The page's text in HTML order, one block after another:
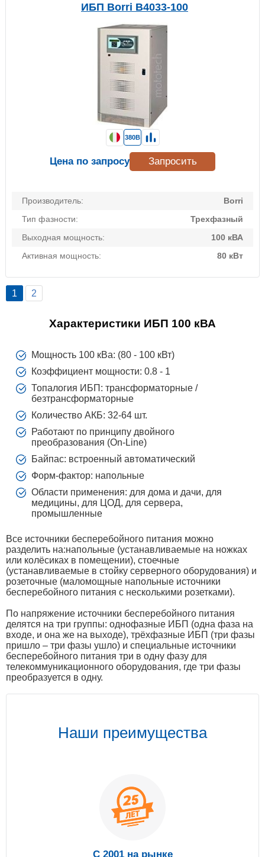
ИБП Borri B4033-100
Производитель:
Borri
Тип фазности:
Трехфазный
Выходная мощность:
100 кВА
Активная мощность:
80 кВт
380В
Цена по запросу Запросить
1 2
Характеристики ИБП 100 кВА
Мощность 100 кВа: (80 - 100 кВт)
Коэффициент мощности: 0.8 - 1
Топалогия ИБП: трансформаторные /
безтрансформаторные
Количество АКБ: 32-64 шт.
Работают по принципу двойного
преобразования (On-Line)
Байпас: встроенный автоматический
Форм-фактор: напольные
Области применения: для дома и дачи, для
медицины, для ЦОД, для сервера,
промышленные
Все источники бесперебойного питания можно
разделить на:напольные (устанавливаемые на ножках
или колёсиках в помещении), стоечные
(устанавливаемые в стойку серверного оборудования) и
розеточные (маломощные напольные источники
бесперебойного питания с несколькими розетками).
По напряжение источники бесперебойного питания
делятся на три группы: однофазные ИБП (одна фаза на
входе, и она же на выходе), трёхфазные ИБП (три фазы
пришло – три фазы ушло) и специальные источники
бесперебойного питания три в одну фазу для
телекоммуникационного оборудования, где три фазы
преобразуется в одну.
Наши преимущества
С 2001 на рынке